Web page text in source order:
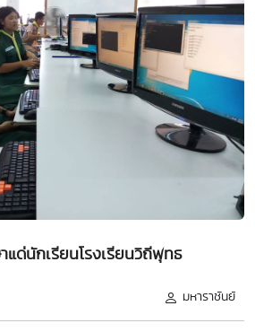
แด่นักเรียนโรงเรียนวิถีพุทธ
มหาราชันย์